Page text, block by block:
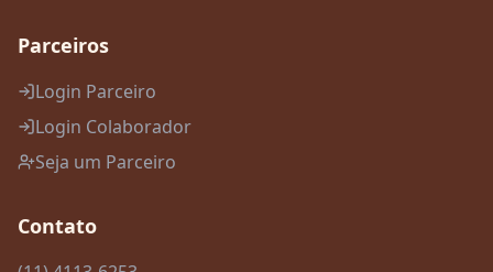
Parceiros
Login Parceiro
Login Colaborador
Seja um Parceiro
Contato